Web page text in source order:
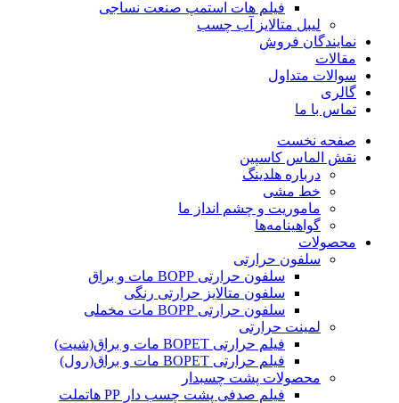
فیلم هات استمپ صنعت نساجی
لیبل متالایز آب چسب
نمایندگان فروش
مقالات
سوالات متداول
گالری
تماس با ما
صفحه نخست
نقش الماس کاسپین
درباره هلدینگ
خط مشی
ماموریت و چشم انداز ما
گواهینامه‌ها
محصولات
سلفون حرارتی
سلفون حرارتی BOPP مات و براق
سلفون متالایز حرارتی رنگی
سلفون حرارتی BOPP مات مخملی
لمینت حرارتی
فیلم حرارتی BOPET مات و براق(شیت)
فیلم حرارتی BOPET مات و براق(رول)
محصولات پشت چسبدار
فیلم صدفی پشت چسب دار PP هاتملت